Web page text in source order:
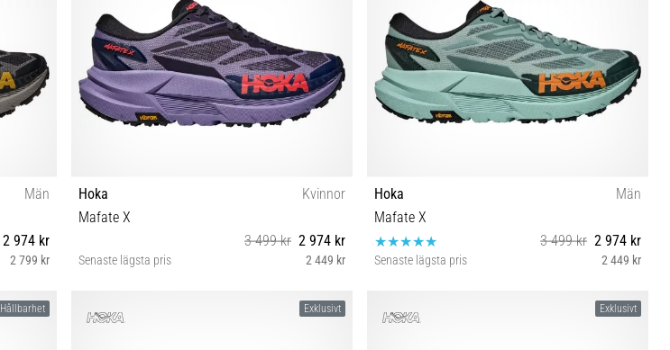
Män
2 974 kr
2 799 kr
Hoka
Kvinnor
Mafate X
3 499 kr 2 974 kr
Senaste lägsta pris 2 449 kr
36 37⅓ 38 38⅔ 39⅓ 40 40⅔ 41⅓ 42
Hoka
Män
Mafate X
3 499 kr 2 974 kr
Senaste lägsta pris 2 449 kr
41⅓ 42 42⅔ 43⅓ 44 44⅔ 45⅓ 46 46⅔
Hållbarhet Exklusivt Exklusivt